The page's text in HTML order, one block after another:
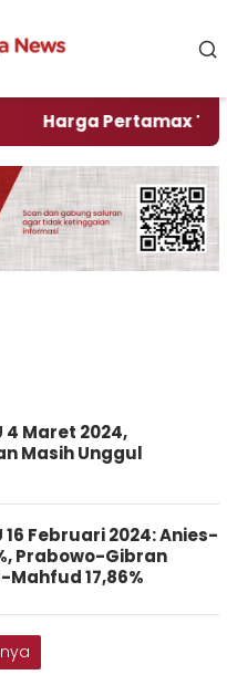
Harga Pertamax Turun
4 Maret 2024,
Masih Unggul
16 Februari 2024: Anies-
Prabowo-Gibran
Mahfud 17,86%